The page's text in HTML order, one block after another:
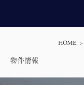
HOME >
​物件情報